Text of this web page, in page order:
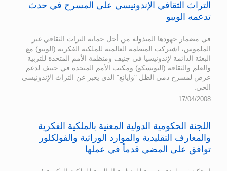
التراث الثقافي الإندونيسي على المسرح في حدث
تدعمه الويبو
في مضمار جهودها المبذولة من أجل حماية التراث الثقافي غير
الملموس، اشتركت المنظمة العالمية للملكية الفكرية (الويبو) مع
البعثة الدائمة لإندونيسيا في جنيف ومنظمة الأمم المتحدة للتربية
والعلم والثقافة (اليونسكو) ومكتب الأمم المتحدة في جنيف لدعم
عرض لمسرح دمى الظل "وايانغ" الذي يعبر عن التراث الإندونيسي
الحي.
17/04/2008
اللجنة الحكومية الدولية المعنية بالملكية الفكرية
والمعارف التقليدية والموارد الوراثية والفولكلور
توافق على المضي قدماً في عملها